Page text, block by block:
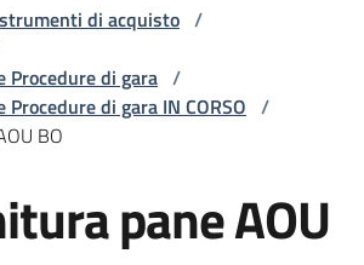
di acquisto /
di gara /
di gara IN CORSO /
BO
pane AOU